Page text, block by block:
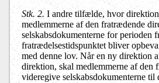
Stk. 2.I andre tilfælde, hvor
medlemmerne af den fratrædende
selskabsdokumenterne for perioden
fratrædelsestidspunktet bliver
med denne lov. Når en ny direktion
direktion, skal medlemmerne af den
videregive selskabsdokumenterne til